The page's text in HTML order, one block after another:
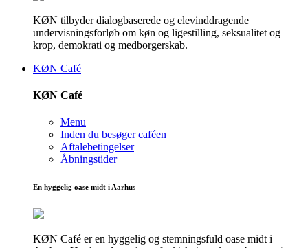
KØN tilbyder dialogbaserede og elevinddragende
undervisningsforløb om køn og ligestilling, seksualitet og
krop, demokrati og medborgerskab.
KØN Café
KØN Café
Menu
Inden du besøger caféen
Aftalebetingelser
Åbningstider
En hyggelig oase midt i Aarhus
KØN Café er en hyggelig og stemningsfuld oase midt i